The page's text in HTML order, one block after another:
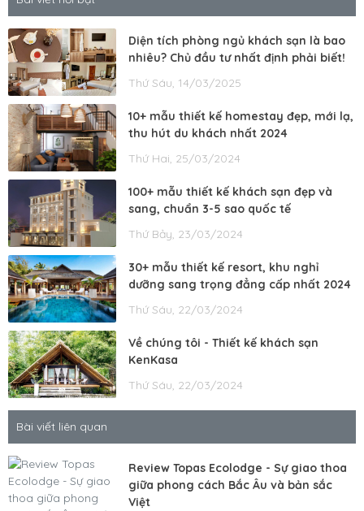
Diện tích phòng ngủ khách sạn là bao
nhiêu? Chủ đầu tư nhất định phải biết!
Thứ Sáu, 14/03/2025
10+ mẫu thiết kế homestay đẹp, mới lạ,
thu hút du khách nhất 2024
Thứ Hai, 25/03/2024
100+ mẫu thiết kế khách sạn đẹp và
sang, chuẩn 3-5 sao quốc tế
Thứ Bảy, 23/03/2024
30+ mẫu thiết kế resort, khu nghỉ
dưỡng sang trọng đẳng cấp nhất 2024
Thứ Sáu, 22/03/2024
Về chúng tôi - Thiết kế khách sạn
KenKasa
Thứ Sáu, 22/03/2024
Bài viết liên quan
Review Topas Ecolodge - Sự giao thoa
giữa phong cách Bắc Âu và bản sắc
Việt